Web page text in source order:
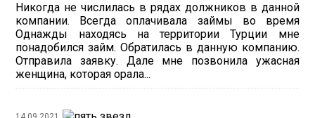
Никогда не числилась в рядах должников в данной
компании. Всегда оплачивала займы во время
Однажды находясь на территории Турции мне
понадобился займ. Обратилась в данную компанию.
Отправила заявку. Дале мне позвонила ужасная
женщина, которая орала...